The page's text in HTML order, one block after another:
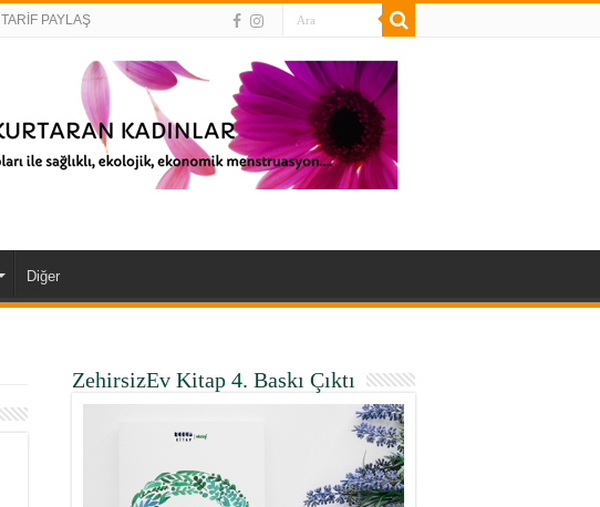
TARİF PAYLAŞ
Diğer
ZehirsizEv Kitap 4. Baskı Çıktı